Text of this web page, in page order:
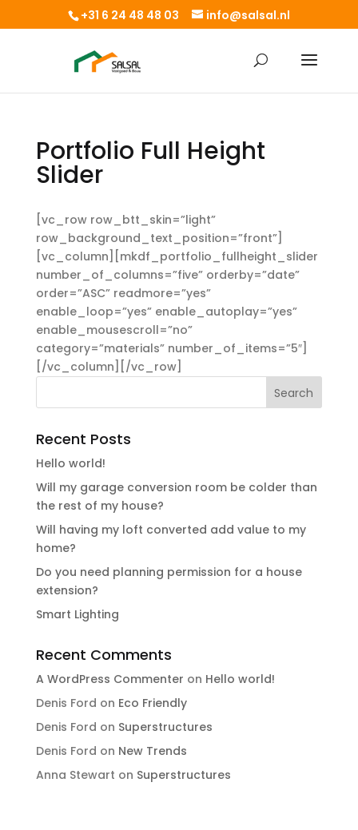
+31 6 24 48 48 03 info@salsal.nl
Portfolio Full Height
Slider
[vc_row row_btt_skin=”light”
row_background_text_position=”front”]
[vc_column][mkdf_portfolio_fullheight_slider
number_of_columns=”five” orderby=”date”
order=”ASC” readmore=”yes”
enable_loop=”yes” enable_autoplay=”yes”
enable_mousescroll=”no”
category=”materials” number_of_items=”5″]
[/vc_column][/vc_row]
Recent Posts
Hello world!
Will my garage conversion room be colder than
the rest of my house?
Will having my loft converted add value to my
home?
Do you need planning permission for a house
extension?
Smart Lighting
Recent Comments
A WordPress Commenter on Hello world!
Denis Ford on Eco Friendly
Denis Ford on Superstructures
Denis Ford on New Trends
Anna Stewart on Superstructures